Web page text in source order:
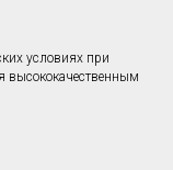
условиях при
высококачественным